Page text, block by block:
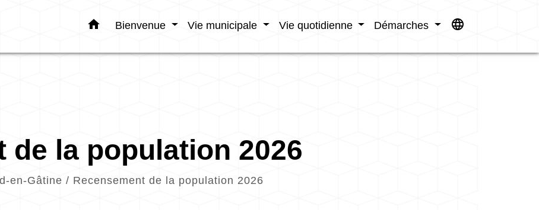
home Bienvenue Vie municipale Vie quotidienne Démarches language
de la population 2026
en-Gâtine / Recensement de la population 2026